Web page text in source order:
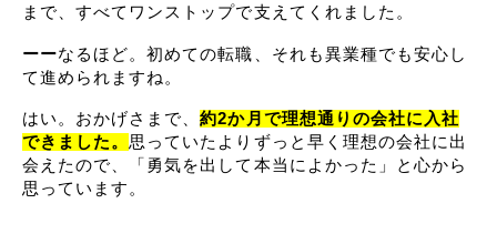
まで、すべてワンストップで支えてくれました。
ーーなるほど。初めての転職、それも異業種でも安心し
て進められますね。
はい。おかげさまで、約2か月で理想通りの会社に入社
できました。 思っていたよりずっと早く理想の会社に出
会えたので、「勇気を出して本当によかった」と心から
思っています。